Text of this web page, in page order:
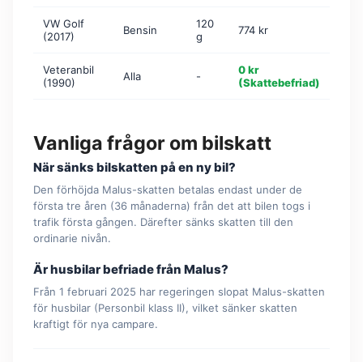
VW Golf
(2017)
Bensin
120
g
774 kr
Veteranbil
(1990)
Alla -
0 kr
(Skattebefriad)
Vanliga frågor om bilskatt
När sänks bilskatten på en ny bil?
Den förhöjda Malus-skatten betalas endast under de
första tre åren (36 månaderna) från det att bilen togs i
trafik första gången. Därefter sänks skatten till den
ordinarie nivån.
Är husbilar befriade från Malus?
Från 1 februari 2025 har regeringen slopat Malus-skatten
för husbilar (Personbil klass II), vilket sänker skatten
kraftigt för nya campare.